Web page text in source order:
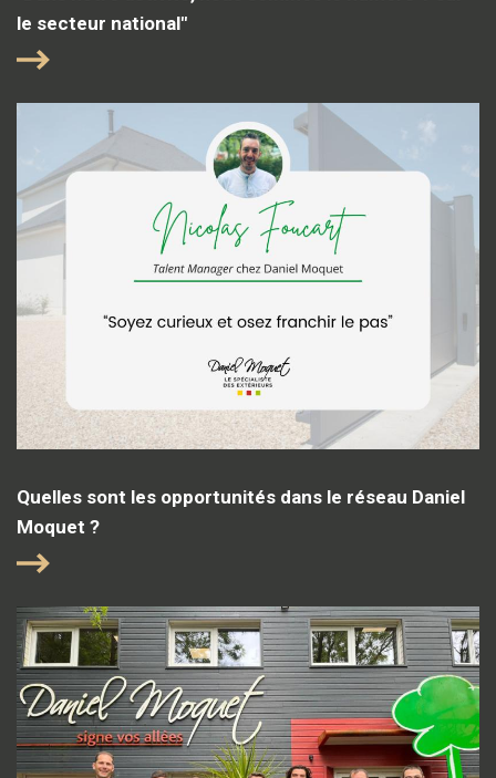
le secteur national"
Quelles sont les opportunités dans le réseau Daniel
Moquet ?